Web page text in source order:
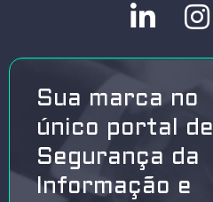
Sua marca no
único portal de
Segurança da
Informação e